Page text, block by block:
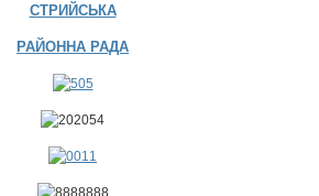
СТРИЙСЬКА
РАЙОННА РАДА